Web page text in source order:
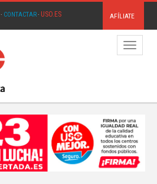
· CONTACTAR· USO.ES AFÍLIATE
Menú